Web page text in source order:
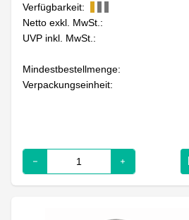
Verfügbarkeit:
Netto exkl. MwSt.:
UVP inkl. MwSt.:
Mindestbestellmenge:
Verpackungseinheit: